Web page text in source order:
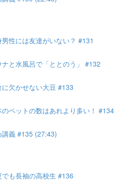
性には友達がいない？ #131
と水風呂で「ととのう」 #132
欠かせない大豆 #133
ペットの数はあれより多い！ #134
義 #135 (27:43)
も長袖の高校生 #136